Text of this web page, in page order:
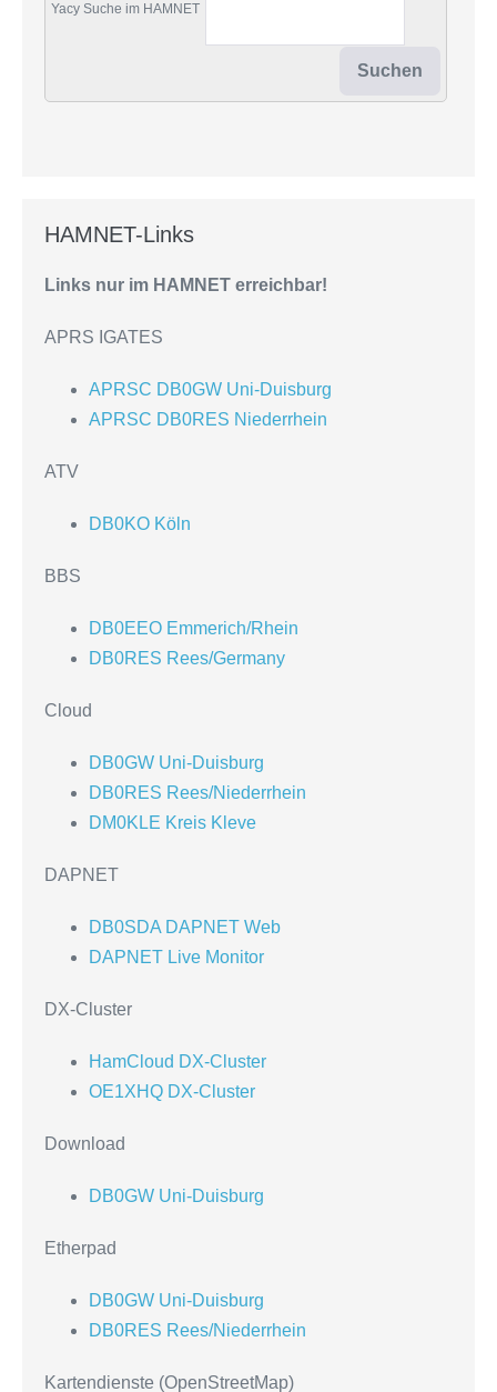
Yacy Suche im HAMNET
HAMNET-Links
Links nur im HAMNET erreichbar!
APRS IGATES
APRSC DB0GW Uni-Duisburg
APRSC DB0RES Niederrhein
ATV
DB0KO Köln
BBS
DB0EEO Emmerich/Rhein
DB0RES Rees/Germany
Cloud
DB0GW Uni-Duisburg
DB0RES Rees/Niederrhein
DM0KLE Kreis Kleve
DAPNET
DB0SDA DAPNET Web
DAPNET Live Monitor
DX-Cluster
HamCloud DX-Cluster
OE1XHQ DX-Cluster
Download
DB0GW Uni-Duisburg
Etherpad
DB0GW Uni-Duisburg
DB0RES Rees/Niederrhein
Kartendienste (OpenStreetMap)